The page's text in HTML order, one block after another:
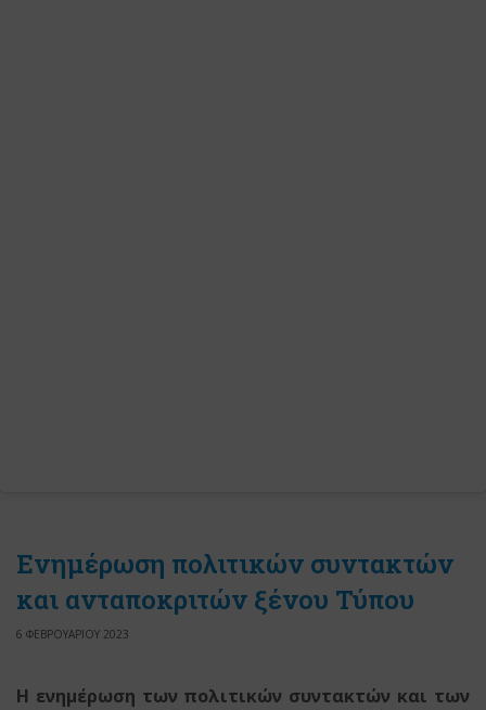
Ενημέρωση πολιτικών συντακτών
και ανταποκριτών ξένου Τύπου
6 ΦΕΒΡΟΥΑΡΙΟΥ 2023
Η ενημέρωση των πολιτικών συντακτών και των